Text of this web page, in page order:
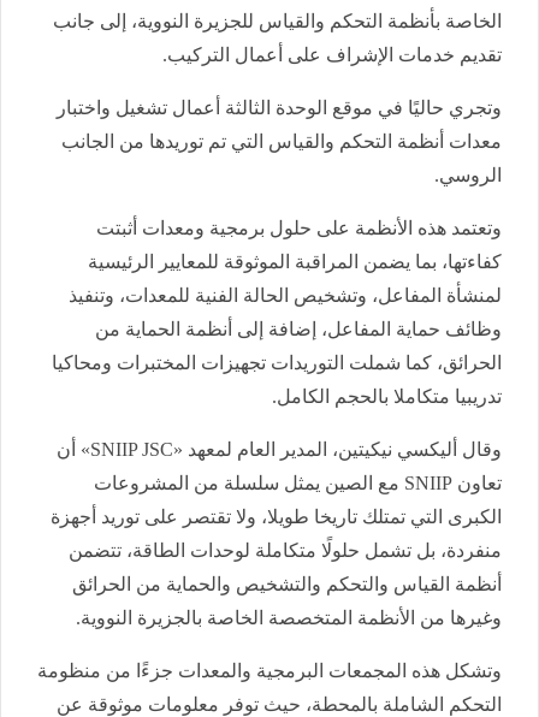
الخاصة بأنظمة التحكم والقياس للجزيرة النووية، إلى جانب
تقديم خدمات الإشراف على أعمال التركيب.
وتجري حاليًا في موقع الوحدة الثالثة أعمال تشغيل واختبار
معدات أنظمة التحكم والقياس التي تم توريدها من الجانب
الروسي.
وتعتمد هذه الأنظمة على حلول برمجية ومعدات أثبتت
كفاءتها، بما يضمن المراقبة الموثوقة للمعايير الرئيسية
لمنشأة المفاعل، وتشخيص الحالة الفنية للمعدات، وتنفيذ
وظائف حماية المفاعل، إضافة إلى أنظمة الحماية من
الحرائق، كما شملت التوريدات تجهيزات المختبرات ومحاكيا
تدريبيا متكاملا بالحجم الكامل.
وقال أليكسي نيكيتين، المدير العام لمعهد «SNIIP JSC» أن
تعاون SNIIP مع الصين يمثل سلسلة من المشروعات
الكبرى التي تمتلك تاريخا طويلا، ولا تقتصر على توريد أجهزة
منفردة، بل تشمل حلولًا متكاملة لوحدات الطاقة، تتضمن
أنظمة القياس والتحكم والتشخيص والحماية من الحرائق
وغيرها من الأنظمة المتخصصة الخاصة بالجزيرة النووية.
وتشكل هذه المجمعات البرمجية والمعدات جزءًا من منظومة
التحكم الشاملة بالمحطة، حيث توفر معلومات موثوقة عن